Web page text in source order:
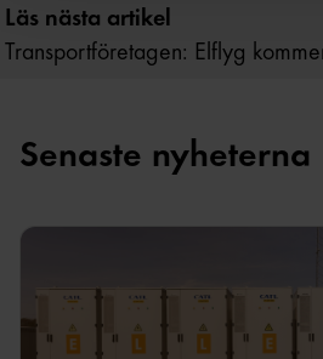
Läs nästa artikel
Transportföretagen: Elflyg
Senaste nyheterna